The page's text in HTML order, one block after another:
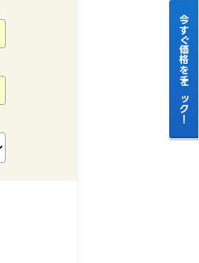
今すぐ価格をチェック！